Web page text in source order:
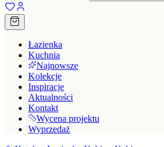
Łazienka
Kuchnia
Najnowsze
Kolekcje
Inspiracje
Aktualności
Kontakt
Wycena projektu
Wyprzedaż